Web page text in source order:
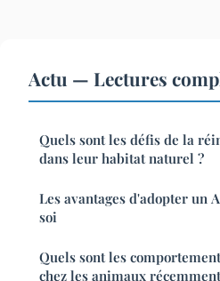
Actu — Lectures
Quels sont les défis de la
dans leur habitat naturel ?
Les avantages d'adopter un
soi
Quels sont les
chez les animaux